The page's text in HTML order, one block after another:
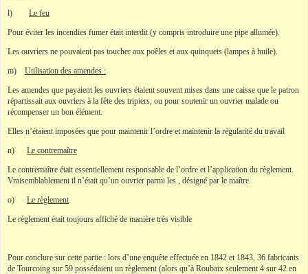
l) Le feu
Pour éviter les incendies fumer était interdit (y compris introduire une pipe allumée).
Les ouvriers ne pouvaient pas toucher aux poêles et aux quinquets (lampes à huile).
m) Utilisation des amendes :
Les amendes que payaient les ouvriers étaient souvent mises dans une caisse que le patron
répartissait aux ouvriers à la fête des tripiers, ou pour soutenir un ouvrier malade ou
récompenser un bon élément.
Elles n’étaient imposées que pour maintenir l’ordre et maintenir la régularité du travail
n) Le contremaître
Le contremaître était essentiellement responsable de l’ordre et l’application du règlement.
Vraisemblablement il n’était qu’un ouvrier parmi les , désigné par le maître.
o) Le règlement
Le règlement était toujours affiché de manière très visible
Pour conclure sur cette partie : lors d’une enquête effectuée en 1842 et 1843, 36 fabricants
de Tourcoing sur 59 possédaient un règlement (alors qu’à Roubaix seulement 4 sur 42 en